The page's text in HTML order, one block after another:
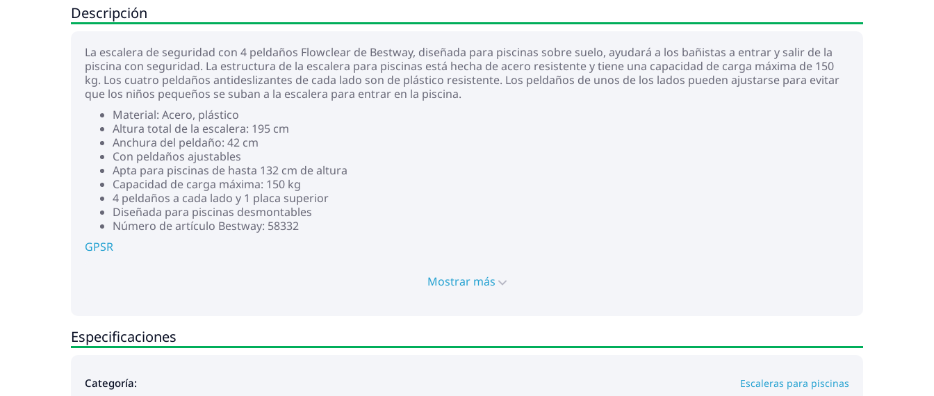
Descripción
La escalera de seguridad con 4 peldaños Flowclear de Bestway, diseñada para piscinas sobre suelo, ayudará a los bañistas a entrar y salir de la
piscina con seguridad. La estructura de la escalera para piscinas está hecha de acero resistente y tiene una capacidad de carga máxima de 150
kg. Los cuatro peldaños antideslizantes de cada lado son de plástico resistente. Los peldaños de unos de los lados pueden ajustarse para evitar
que los niños pequeños se suban a la escalera para entrar en la piscina.
Material: Acero, plástico
Altura total de la escalera: 195 cm
Anchura del peldaño: 42 cm
Con peldaños ajustables
Apta para piscinas de hasta 132 cm de altura
Capacidad de carga máxima: 150 kg
4 peldaños a cada lado y 1 placa superior
Diseñada para piscinas desmontables
Número de artículo Bestway: 58332
GPSR
Mostrar más
Especificaciones
Categoría: Escaleras para piscinas